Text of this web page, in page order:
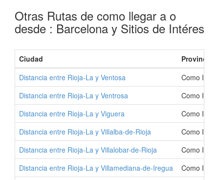
Otras Rutas de como llegar a o
desde : Barcelona y Sitios de Intéres
Ciudad
Provincia
Distancia entre Rioja-La y Ventosa
Como Ir a
Distancia entre Rioja-La y Ventrosa
Como Ir a
Distancia entre Rioja-La y Viguera
Como Ir a
Distancia entre Rioja-La y Villalba-de-Rioja
Como Ir a
Distancia entre Rioja-La y Villalobar-de-Rioja
Como Ir a
Distancia entre Rioja-La y Villamediana-de-Iregua
Como Ir a